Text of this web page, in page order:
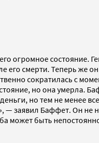
огромное состояние.
смерти. Теперь же
сократилась с
но она умерла.
но тем не менее
заявил Баффет. Он не
может быть